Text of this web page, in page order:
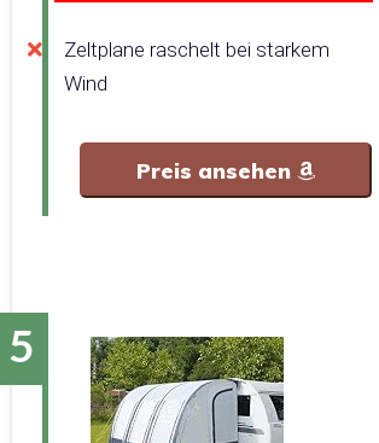
Zeltplane raschelt bei starkem
Wind
Preis ansehen